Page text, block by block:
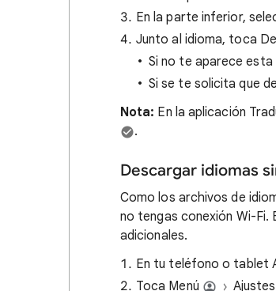
En la parte inferior,
Junto al idioma, toca
Si no te aparece esta
Si se te solicita que
Nota: En la aplicación
.
Descargar idiomas
Como los archivos de
no tengas conexión Wi-
adicionales.
En tu teléfono o tablet
Toca Menú
Ajustes